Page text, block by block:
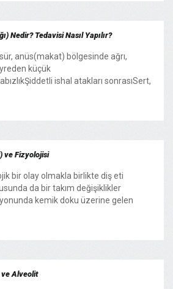
Nedir? Tedavisi Nasıl Yapılır?
anüs(makat) bölgesinde ağrı,
küçük
ishal atakları sonrasıSert,
ve Fizyolojisi
bir olay olmakla birlikte diş eti
da bir takım değişiklikler
kemik doku üzerine gelen
ve Alveolit